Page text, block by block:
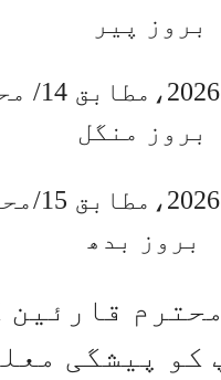
بروز پیر
30/ مئی
بروز منگل
31/ جون
بروز بدھ
قارئین
کو پیشگی